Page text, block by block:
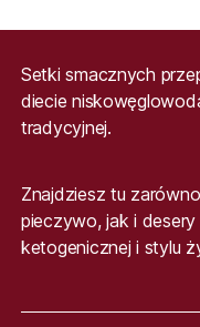
Setki smacznych
diecie
tradycyjnej.
Znajdziesz tu
pieczywo, jak i
ketogenicznej i stylu